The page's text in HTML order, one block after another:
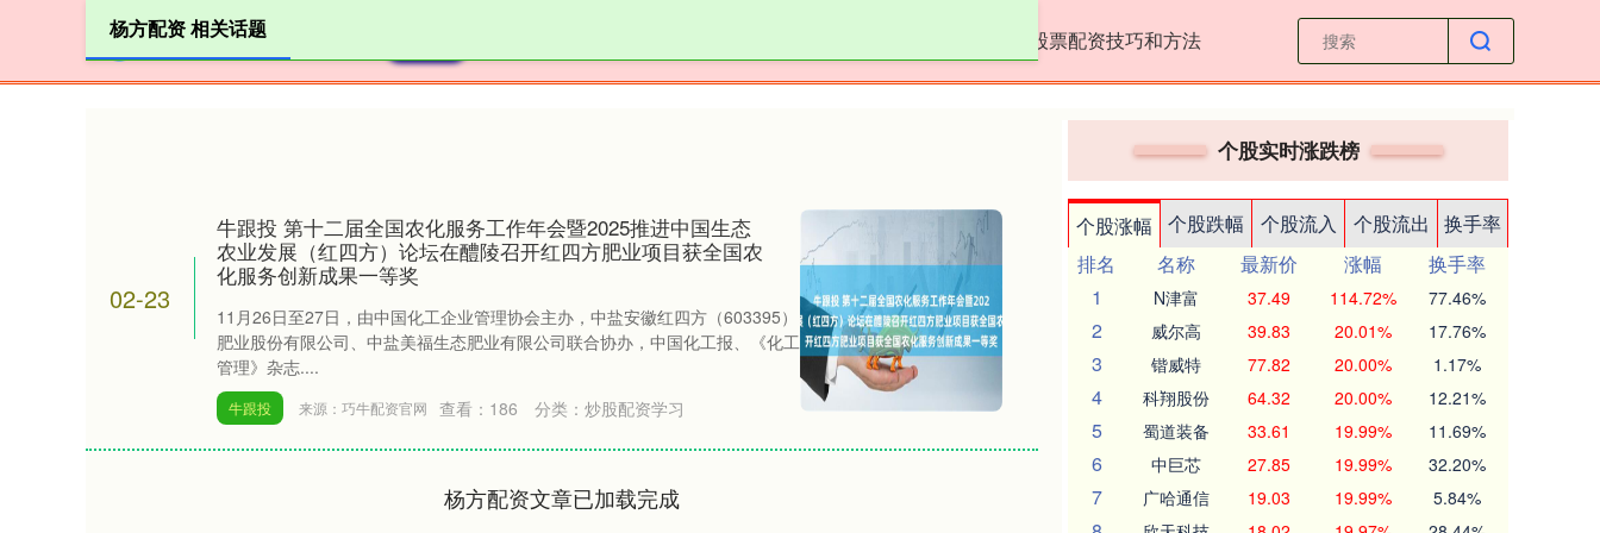
股票配资技巧和方法
杨方配资 相关话题
02-23
牛跟投 第十二届全国农化服务工作年会暨2025推进中国生态
农业发展（红四方）论坛在醴陵召开红四方肥业项目获全国农
化服务创新成果一等奖
11月26日至27日，由中国化工企业管理协会主办，中盐安徽红四方（603395）
肥业股份有限公司、中盐美福生态肥业有限公司联合协办，中国化工报、《化工
管理》杂志....
牛跟投 来源：巧牛配资官网 查看： 186 分类： 炒股配资学习
杨方配资文章已加载完成
个股实时涨跌榜
个股涨幅 个股跌幅 个股流入 个股流出
换手率
排名
名称 最新价 涨幅
换手率
1
N津富 37.49 114.72% 77.46%
2 威尔高 39.83 20.01% 17.76%
3 锴威特 77.82 20.00% 1.17%
4 科翔股份 64.32 20.00% 12.21%
5 蜀道装备 33.61 19.99% 11.69%
6 中巨芯 27.85 19.99% 32.20%
7 广哈通信 19.03 19.99% 5.84%